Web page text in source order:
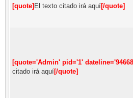
[quote] El texto citado irá aquí[/quote]
[quote='Admin' pid='1'
citado irá aquí[/quote]